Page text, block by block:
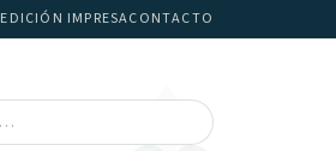
EDICIÓN IMPRESACONTACTO